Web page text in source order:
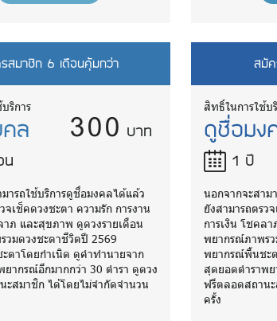
สมาชิก 6 เดือนคุ้มกว่า
ริการ
ล
น
300 บาท
ารถใช้บริการดูชื่อมงคลได้แล้ว
จเช็คดวงชะตา ความรัก การงาน
าภ และสุขภาพ ดูดวงรายเดือน
วมดวงชะตาชีวิตปี 2569
ตาโดยกำเนิด ดูคำทำนายจาก
ากรณ์อีกมากกว่า 30 ตำรา ดูดวง
ะสมาชิก ได้โดยไม่จำกัดจำนวน
สมั
สิทธิ์ในการใช้บ
ดูชื่อมง
1 ปี
นอกจากจะสาม
ยังสามารถตรว
การเงิน โชคล
พยากรณ์ภาพร
พยากรณ์พื้นชะ
สุดยอดตำราพ
ฟรีตลอดสถาน
ครั้ง